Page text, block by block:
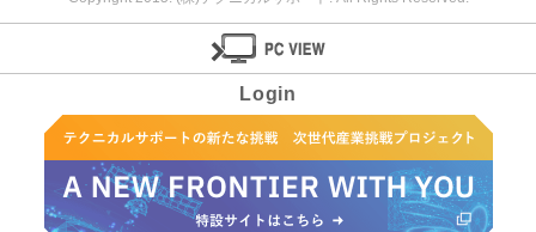
Login